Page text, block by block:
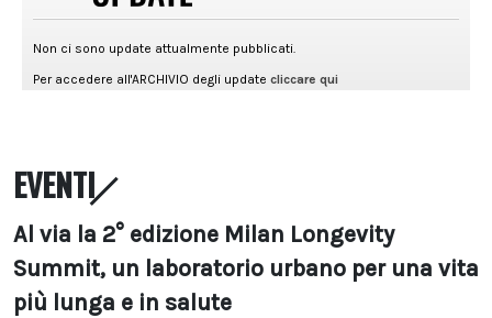
EVENTI
Al via la 2° edizione Milan Longevity
Summit, un laboratorio urbano per una vita
più lunga e in salute